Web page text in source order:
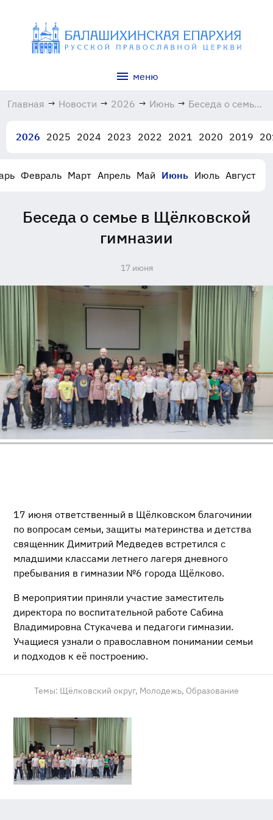
меню
Главная → Новости → 2026 → Июнь → Беседа о семье
17.06.2026
2026 2025 2024 2023 2022 2021 2020 2019
Февраль Март Апрель Май Июнь Июль Август
Беседа о семье в Щёлковской
гимназии
17 июня
17 июня ответственный в Щёлковском благочинии
по вопросам семьи, защиты материнства и детства
священник Димитрий Медведев встретился с
младшими классами летнего лагеря дневного
пребывания в гимназии №6 города Щёлково.
В мероприятии приняли участие заместитель
директора по воспитательной работе Сабина
Владимировна Стукачева и педагоги гимназии.
Учащиеся узнали о православном понимании семьи
и подходов к её построению.
Темы: Щёлковский округ, Молодежь, Образование